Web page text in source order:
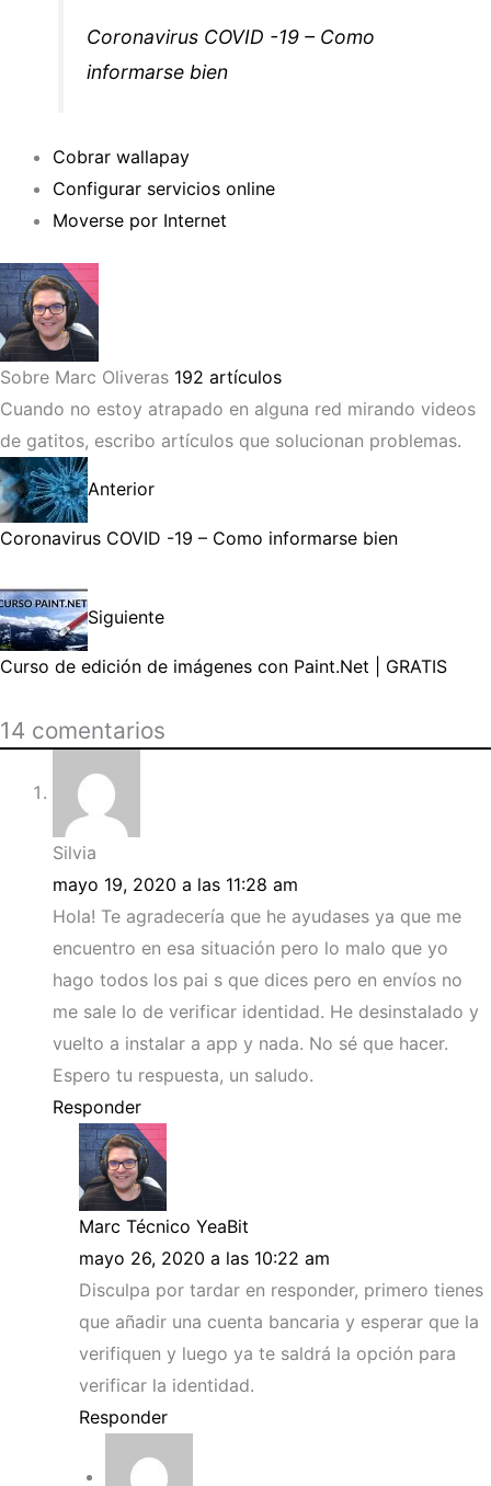
Coronavirus COVID -19 – Como
informarse bien
Cobrar wallapay
Configurar servicios online
Moverse por Internet
Sobre Marc Oliveras 192 artículos
Cuando no estoy atrapado en alguna red mirando videos
de gatitos, escribo artículos que solucionan problemas.
Anterior
Coronavirus COVID -19 – Como informarse bien
Siguiente
Curso de edición de imágenes con Paint.Net | GRATIS
14 comentarios
Silvia
mayo 19, 2020 a las 11:28 am
Hola! Te agradecería que he ayudases ya que me
encuentro en esa situación pero lo malo que yo
hago todos los pai s que dices pero en envíos no
me sale lo de verificar identidad. He desinstalado y
vuelto a instalar a app y nada. No sé que hacer.
Espero tu respuesta, un saludo.
Responder
Marc Técnico YeaBit
mayo 26, 2020 a las 10:22 am
Disculpa por tardar en responder, primero tienes
que añadir una cuenta bancaria y esperar que la
verifiquen y luego ya te saldrá la opción para
verificar la identidad.
Responder